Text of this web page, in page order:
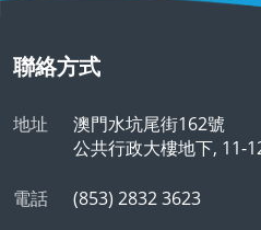
聯絡方式
地址
澳門水坑尾街162號
公共行政大樓地下, 11-
電話 (853) 2832 3623